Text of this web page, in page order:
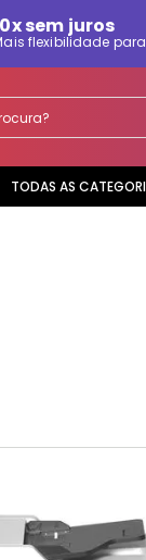
sem juros
flexibilidade
TODAS AS